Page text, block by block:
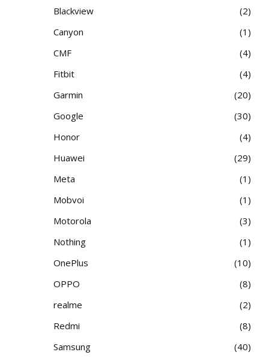
Blackview
2
Canyon
1
CMF
4
Fitbit
4
Garmin
20
Google
30
Honor
4
Huawei
29
Meta
1
Mobvoi
1
Motorola
3
Nothing
1
OnePlus
10
OPPO
8
realme
2
Redmi
8
Samsung
40